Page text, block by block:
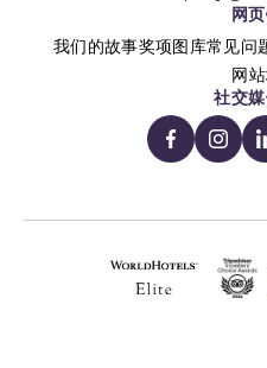
网
我们的故事奖项图库常见问
网
社交